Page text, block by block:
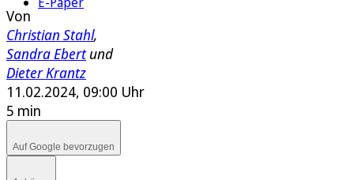
Von
Christian Stahl,
Sandra Ebertund
Dieter Krantz
11.02.2024, 09:00 Uhr
5 min
Auf Google bevorzugen